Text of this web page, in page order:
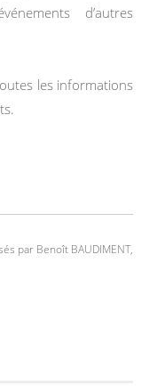
d’autres
les informations
par Benoît BAUDIMENT,